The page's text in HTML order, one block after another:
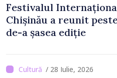
Festivalul
Chișinău a reunit
de-a șasea ediție
/ 28 Iulie, 2026